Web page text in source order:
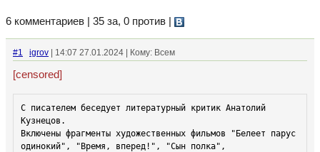
6 комментариев | 35 за, 0 против
#1 igrov | 14:07 27.01.2024 | Кому: Всем
[censored]
С писателем беседует литературный критик Анатолий
Кузнецов.
Включены фрагменты художественных фильмов "Белеет парус
одинокий", "Время, вперед!", "Сын полка",